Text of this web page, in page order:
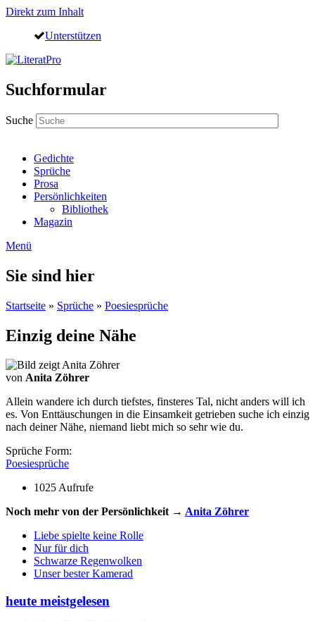
Direkt zum Inhalt
Unterstützen
Suchformular
Suche
Gedichte
Sprüche
Prosa
Persönlichkeiten
Bibliothek
Magazin
Menü
Sie sind hier
Startseite » Sprüche » Poesiesprüche
Einzig deine Nähe
von Anita Zöhrer
Allein wandere ich durch tiefstes, finsteres Tal, nicht anders will ich
es. Von Enttäuschungen in die Einsamkeit getrieben suche ich einzig
nach deiner Nähe, niemand liebt mich so sehr wie du.
Sprüche Form:
Poesiesprüche
1025 Aufrufe
Noch mehr von der Persönlichkeit → Anita Zöhrer
Liebe spielte keine Rolle
Nur für dich
Schwarze Regenwolken
Unser bester Kamerad
heute meistgelesen